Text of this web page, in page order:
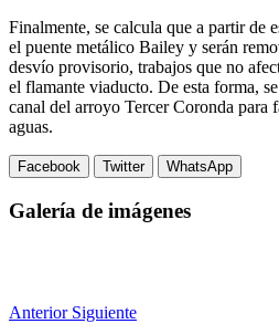
Finalmente, se calcula que a partir de
el puente metálico Bailey y serán
desvío provisorio, trabajos que no
el flamante viaducto. De esta forma,
canal del arroyo Tercer Coronda para
aguas.
Facebook Twitter WhatsApp
Galería de imágenes
Anterior Siguiente